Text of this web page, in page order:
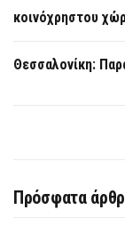
κοινόχρηστου
Θεσσαλονίκη:
Πρόσφατα